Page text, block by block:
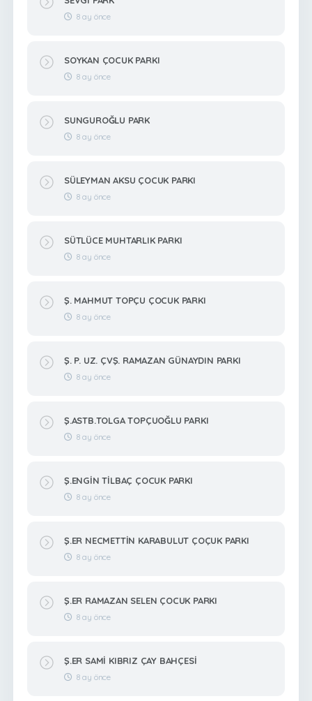
8 ay önce
SOYKAN ÇOCUK PARKI
8 ay önce
SUNGUROĞLU PARK
8 ay önce
SÜLEYMAN AKSU ÇOCUK PARKI
8 ay önce
SÜTLÜCE MUHTARLIK PARKI
8 ay önce
Ş. MAHMUT TOPÇU ÇOCUK PARKI
8 ay önce
Ş. P. UZ. ÇVŞ. RAMAZAN GÜNAYDIN PARKI
8 ay önce
Ş.ASTB.TOLGA TOPÇUOĞLU PARKI
8 ay önce
Ş.ENGİN TİLBAÇ ÇOCUK PARKI
8 ay önce
Ş.ER NECMETTİN KARABULUT ÇOÇUK PARKI
8 ay önce
Ş.ER RAMAZAN SELEN ÇOCUK PARKI
8 ay önce
Ş.ER SAMİ KIBRIZ ÇAY BAHÇESİ
8 ay önce